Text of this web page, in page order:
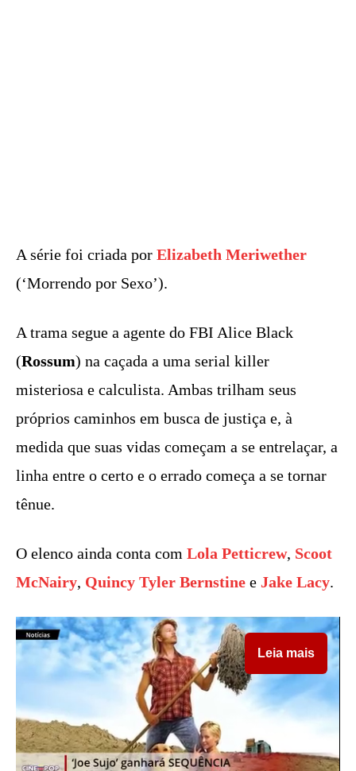
A série foi criada por Elizabeth Meriwether
(‘Morrendo por Sexo’).
A trama segue a agente do FBI Alice Black
(Rossum) na caçada a uma serial killer
misteriosa e calculista. Ambas trilham seus
próprios caminhos em busca de justiça e, à
medida que suas vidas começam a se entrelaçar, a
linha entre o certo e o errado começa a se tornar
tênue.
O elenco ainda conta com Lola Petticrew, Scoot
McNairy, Quincy Tyler Bernstine e Jake Lacy.
Leia mais